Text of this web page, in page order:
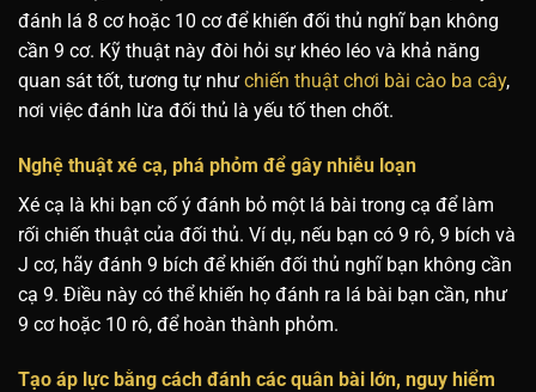
đánh lá 8 cơ hoặc 10 cơ để khiến đối thủ nghĩ bạn không
cần 9 cơ. Kỹ thuật này đòi hỏi sự khéo léo và khả năng
quan sát tốt, tương tự như chiến thuật chơi bài cào ba cây,
nơi việc đánh lừa đối thủ là yếu tố then chốt.
Nghệ thuật xé cạ, phá phỏm để gây nhiễu loạn
Xé cạ là khi bạn cố ý đánh bỏ một lá bài trong cạ để làm
rối chiến thuật của đối thủ. Ví dụ, nếu bạn có 9 rô, 9 bích và
J cơ, hãy đánh 9 bích để khiến đối thủ nghĩ bạn không cần
cạ 9. Điều này có thể khiến họ đánh ra lá bài bạn cần, như
9 cơ hoặc 10 rô, để hoàn thành phỏm.
Tạo áp lực bằng cách đánh các quân bài lớn, nguy hiểm